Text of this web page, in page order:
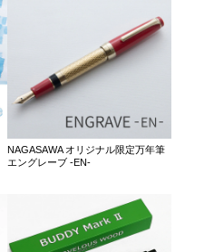
NAGASAWA オリジナル限定万年筆
エングレーブ -EN-